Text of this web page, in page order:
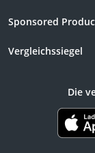
Sponsored
Vergleichssiegel
Die